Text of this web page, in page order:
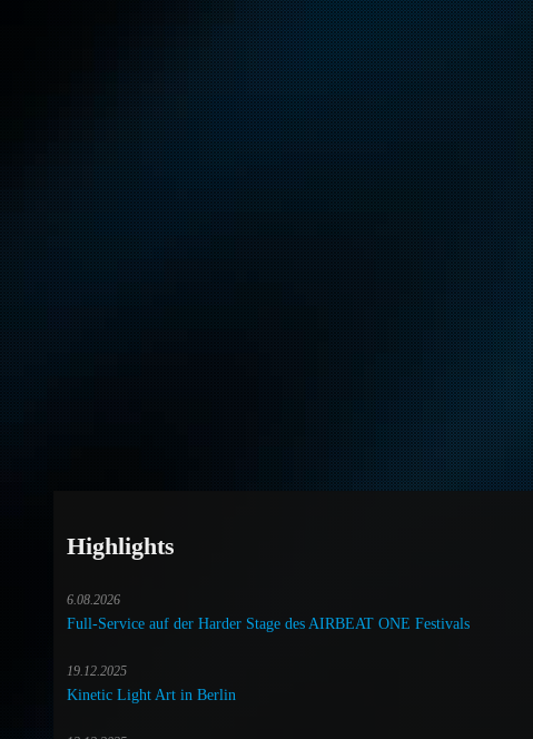
Highlights
6.08.2026
Full-Service auf der Harder Stage des AIRBEAT ONE Festivals
19.12.2025
Kinetic Light Art in Berlin